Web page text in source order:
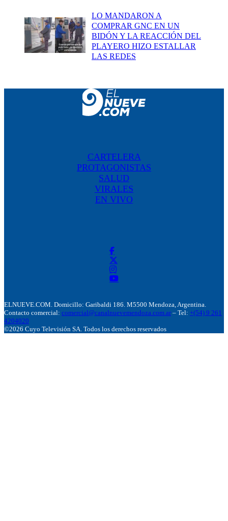
LO MANDARON A
COMPRAR GNC EN UN
BIDÓN Y LA REACCIÓN DEL
PLAYERO HIZO ESTALLAR
LAS REDES
CARTELERA
PROTAGONISTAS
SALUD
VIRALES
EN VIVO
ELNUEVE.COM. Domicillo: Garibaldi 186. M5500 Mendoza, Argentina.
Contacto comercial: comercial@canalnuevemendoza.com.ar – Tel: +(54) 9 261
4204020
©2026 Cuyo Televisión SA. Todos los derechos reservados